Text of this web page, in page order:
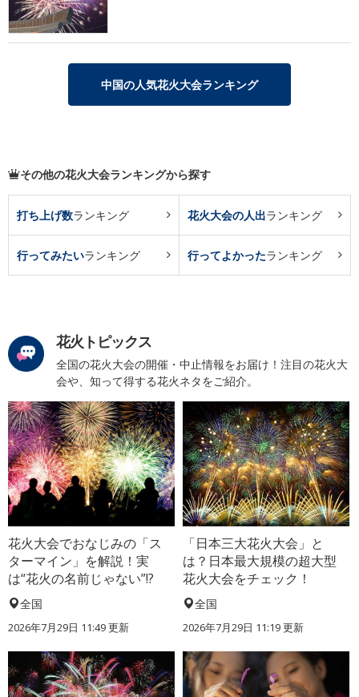
中国の人気花火大会ランキング
その他の花火大会ランキングから探す
打ち上げ数ランキング 花火大会の人出ランキング
行ってみたいランキング 行ってよかったランキング
花火トピックス
全国の花火大会の開催・中止情報をお届け！注目の花火大
会や、知って得する花火ネタをご紹介。
花火大会でおなじみの「ス
ターマイン」を解説！実
は“花火の名前じゃない”!?
全国
2026年7月29日 11:49 更新
「日本三大花火大会」と
は？日本最大規模の超大型
花火大会をチェック！
全国
2026年7月29日 11:19 更新